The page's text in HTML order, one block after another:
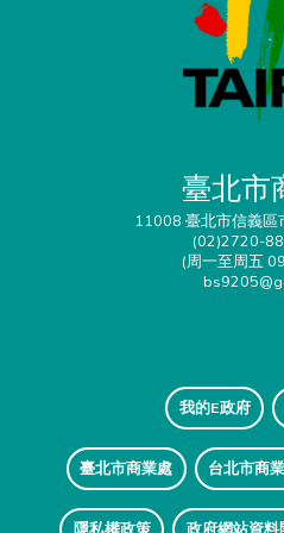
臺北市
11008 臺北市信義區
(02)2720-
(周一至周五
我的E政府
臺北市商業處 台北市商